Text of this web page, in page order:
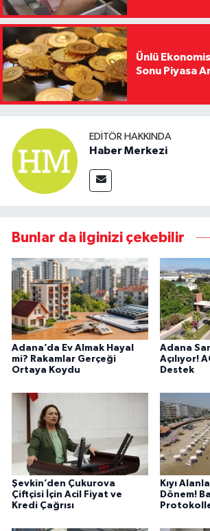
Ünlü
Sonu Piyasa
EDITÖR HAKKINDA
Haber Merkezi
Bunlar da ilginizi çekebilir
Adana’da Ev Almak Hayal
mi? Rakamlar Gerçeği
Ortaya Koydu
Adana
Açılıyor!
Destek
Şevkin’den Çukurova
Çiftçisi İçin Acil Fiyat ve
Kredi Çağrısı
Kıyı
Dönem!